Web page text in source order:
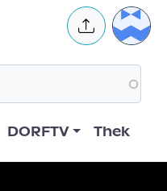
User
DORFTV Thek